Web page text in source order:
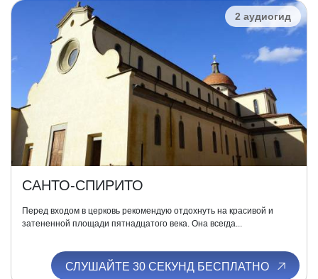
2 аудиогид
САНТО-СПИРИТО
Перед входом в церковь рекомендую отдохнуть на красивой и
затененной площади пятнадцатого века. Она всегда...
СЛУШАЙТЕ 30 СЕКУНД БЕСПЛАТНО